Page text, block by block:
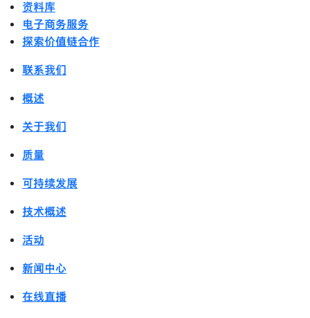
资料库
电子商务服务
探索价值链合作
联系我们
概述
关于我们
质量
可持续发展
技术概述
活动
新闻中心
在线直播